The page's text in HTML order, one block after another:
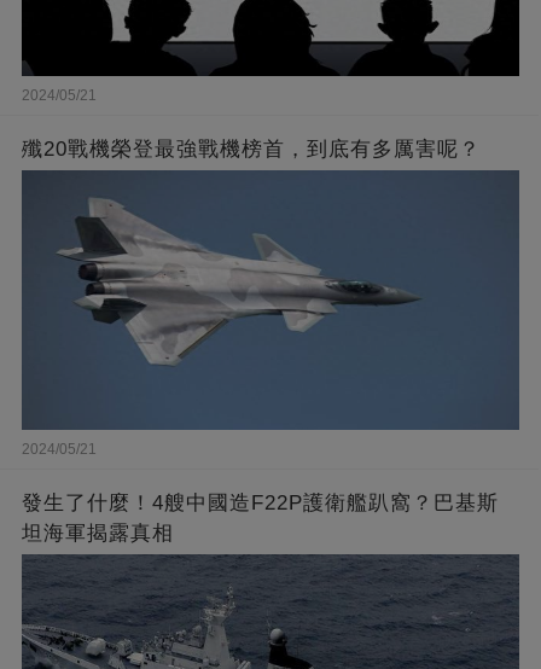
2024/05/21
殲20戰機榮登最強戰機榜首，到底有多厲害呢？
2024/05/21
發生了什麼！4艘中國造F22P護衛艦趴窩？巴基斯
坦海軍揭露真相